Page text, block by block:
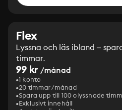
Flex
Lyssna och läs ibland –
timmar.
99 kr /månad
1 konto
20 timmar/månad
Spara upp till 100 olyssnade
Exklusivt innehåll